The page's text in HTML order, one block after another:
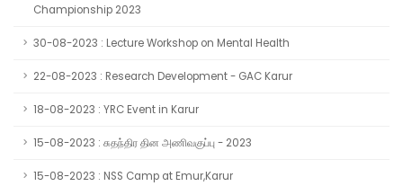
Championship 2023
30-08-2023 : Lecture Workshop on Mental Health
22-08-2023 : Research Development - GAC Karur
18-08-2023 : YRC Event in Karur
15-08-2023 : சுதந்திர தின அணிவகுப்பு - 2023
15-08-2023 : NSS Camp at Emur,Karur